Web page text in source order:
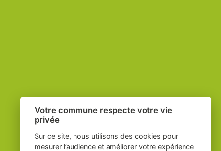
Votre commune respecte votre vie
privée
Sur ce site, nous utilisons des cookies pour
mesurer l’audience et améliorer votre expérience